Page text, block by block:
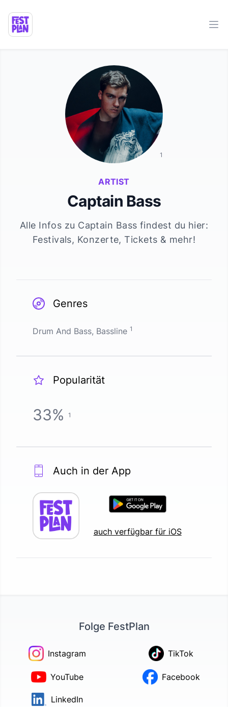
ARTIST
Captain Bass
Alle Infos zu Captain Bass findest du hier:
Festivals, Konzerte, Tickets & mehr!
1
Genres
Drum And Bass, Bassline 1
Popularität
33% 1
Auch in der App
auch verfügbar für iOS
Folge FestPlan
Instagram TikTok
YouTube Facebook
LinkedIn